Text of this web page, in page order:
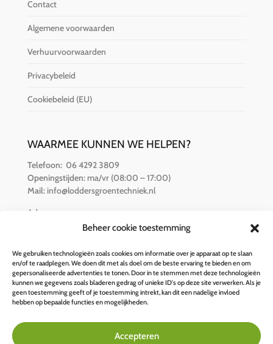
Beheer cookie toestemming
We gebruiken technologieën zoals cookies om informatie over je apparaat op te slaan
en/of te raadplegen. We doen dit met als doel om de beste ervaring te bieden en om
gepersonaliseerde advertenties te tonen. Door in te stemmen met deze technologieën
kunnen we gegevens zoals bladeren gedrag of unieke ID's op deze site verwerken. Als je
geen toestemming geeft of je toestemming intrekt, kan dit een nadelige invloed
hebben op bepaalde functies en mogelijkheden.
Accepteren
Contact
Algemene voorwaarden
Verhuurvoorwaarden
Privacybeleid
Cookiebeleid (EU)
WAARMEE KUNNEN WE HELPEN?
Telefoon: 06 4292 3809
Openingstijden:ma/vr (08:00 – 17:00)
Mail: info@loddersgroentechniek.nl
Adres:
Van der Hamlaan 16
BETALINGSOPTIES